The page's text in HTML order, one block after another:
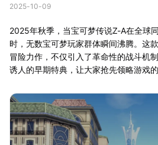
2025-10-09
2025年秋季，当宝可梦传说Z-A在全球
时，无数宝可梦玩家群体瞬间沸腾。这
冒险力作，不仅引入了革命性的战斗机
诱人的早期特典，让大家抢先领略游戏的